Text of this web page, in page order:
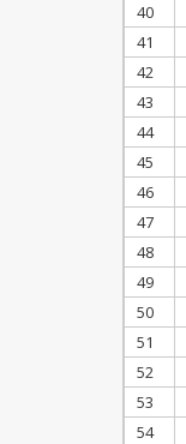
40
41
42
43
44
45
46
47
48
49
50
51
52
53
54